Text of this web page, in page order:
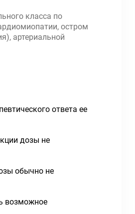
класса по
остром
артериальной
ответа ее
дозы не
обычно не
возможное